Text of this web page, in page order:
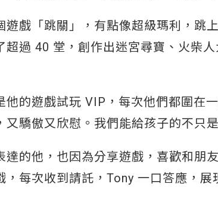
遊戲「跳關」，有點像超級瑪利，跳
超過 40 堂，創作出迷宮尋寶、火柴
他的遊戲試玩 VIP，每次他們都圍在
又驕傲又欣慰。我們能給孩子的不只
達的他，也因為分享遊戲，喜歡和朋
，每次收到請託，Tony 一口答應，展